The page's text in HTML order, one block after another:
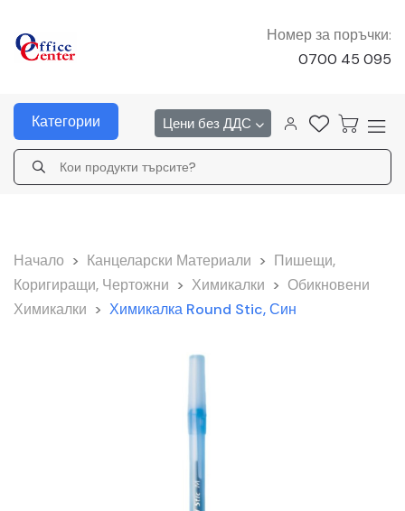
Номер за поръчки:
0700 45 095
Категории Цени без ДДС
Начало > Канцеларски Материали > Пишещи,
Коригиращи, Чертожни > Химикалки > Обикновени
Химикалки > Химикалка Round Stic, Син